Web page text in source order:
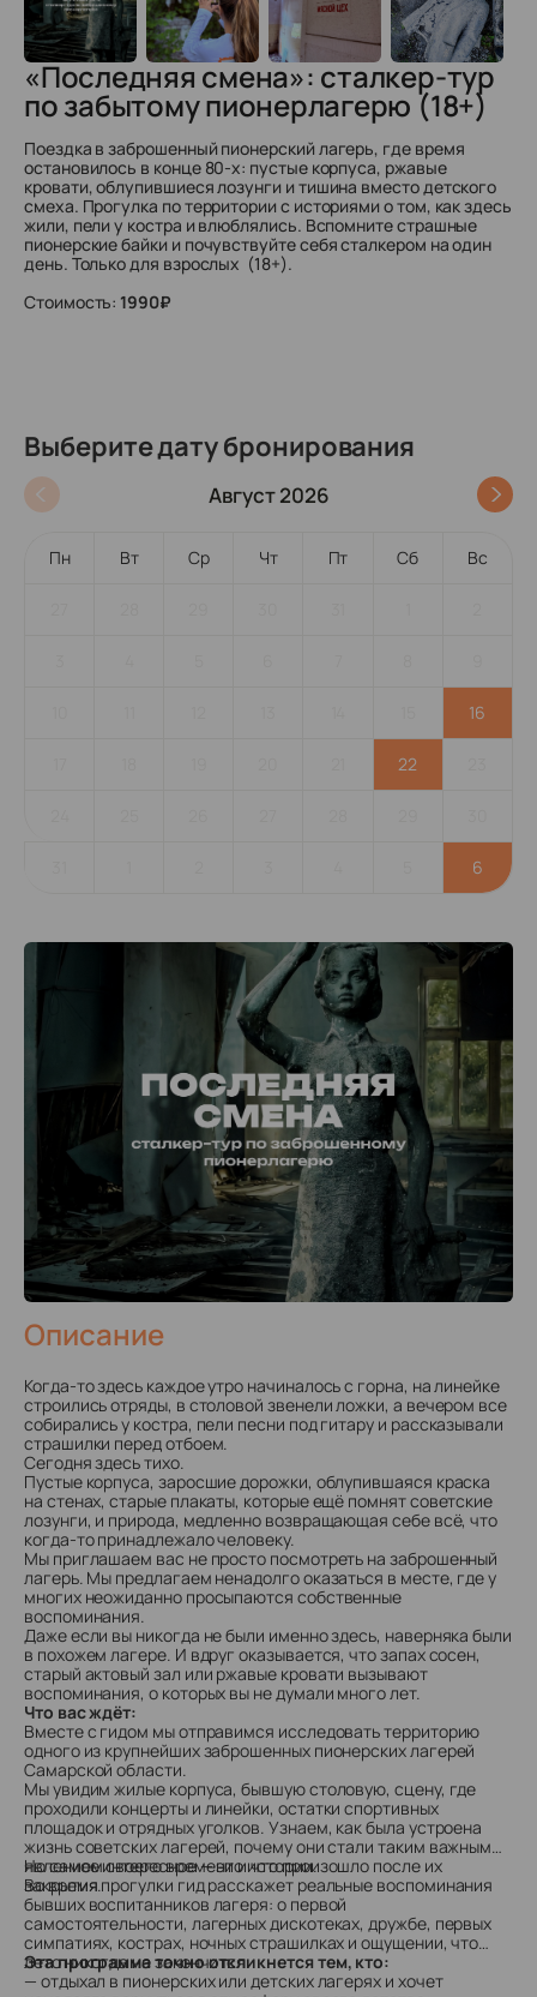
«Последняя смена»: сталкер-тур
по забытому пионерлагерю (18+)
Поездка в заброшенный пионерский лагерь, где время
остановилось в конце 80-х: пустые корпуса, ржавые
кровати, облупившиеся лозунги и тишина вместо детского
смеха. Прогулка по территории с историями о том, как здесь
жили, пели у костра и влюблялись. Вспомните страшные
пионерские байки и почувствуйте себя сталкером на один
день. Только для взрослых (18+).
Стоимость: 1990₽
Выберите дату бронирования
Август 2026
Пн Вт Ср Чт Пт Сб Вс
16
22
6
Описание
Когда-то здесь каждое утро начиналось с горна, на линейке
строились отряды, в столовой звенели ложки, а вечером все
собирались у костра, пели песни под гитару и рассказывали
страшилки перед отбоем.
Сегодня здесь тихо.
Пустые корпуса, заросшие дорожки, облупившаяся краска
на стенах, старые плакаты, которые ещё помнят советские
лозунги, и природа, медленно возвращающая себе всё, что
когда-то принадлежало человеку.
Мы приглашаем вас не просто посмотреть на заброшенный
лагерь. Мы предлагаем ненадолго оказаться в месте, где у
многих неожиданно просыпаются собственные
воспоминания.
Даже если вы никогда не были именно здесь, наверняка были
в похожем лагере. И вдруг оказывается, что запах сосен,
старый актовый зал или ржавые кровати вызывают
воспоминания, о которых вы не думали много лет.
Что вас ждёт:
Вместе с гидом мы отправимся исследовать территорию
одного из крупнейших заброшенных пионерских лагерей
Самарской области.
Мы увидим жилые корпуса, бывшую столовую, сцену, где
проходили концерты и линейки, остатки спортивных
площадок и отрядных уголков. Узнаем, как была устроена
жизнь советских лагерей, почему они стали таким важным
явлением своего времени и что произошло после их
закрытия.
Но самое интересное — это истории.
Во время прогулки гид расскажет реальные воспоминания
бывших воспитанников лагеря: о первой
самостоятельности, лагерных дискотеках, дружбе, первых
симпатиях, кострах, ночных страшилках и ощущении, что
лето никогда не закончится.
Эта программа точно откликнется тем, кто:
— отдыхал в пионерских или детских лагерях и хочет